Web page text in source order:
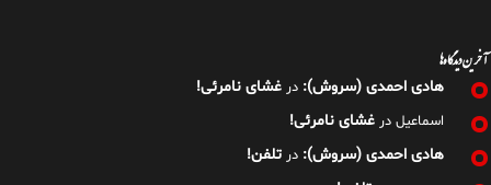
آخرین دیدگاه‌ها
هادی احمدی (سروش): در غشای نامرئی!
اسماعیل در غشای نامرئی!
هادی احمدی (سروش): در تلفن!